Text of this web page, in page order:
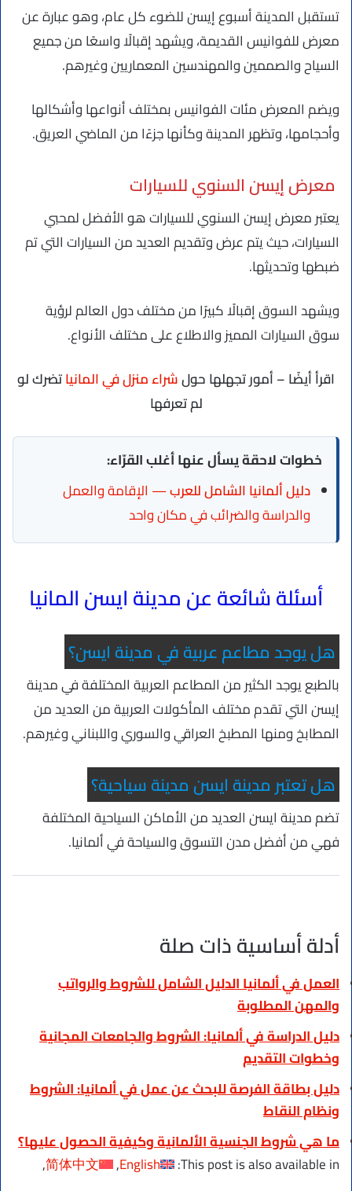
تستقبل المدينة أسبوع إيسن للضوء كل عام، وهو عبارة عن
معرض للفوانيس القديمة، ويشهد إقبالًا واسعًا من جميع
السياح والصممين والمهندسين المعماريين وغيرهم.
ويضم المعرض مئات الفوانيس بمختلف أنواعها وأشكالها
وأحجامها، وتظهر المدينة وكأنها جزءًا من الماضي العريق.
معرض إيسن السنوي للسيارات
يعتبر معرض إيسن السنوي للسيارات هو الأفضل لمحبي
السيارات، حيث يتم عرض وتقديم العديد من السيارات التي تم
ضبطها وتحديثها.
ويشهد السوق إقبالًا كبيرًا من مختلف دول العالم لرؤية
سوق السيارات المميز والاطلاع على مختلف الأنواع.
اقرأ أيضًا – أمور تجهلها حولشراء منزل في المانياتضرك لو
لم تعرفها
خطوات لاحقة يسأل عنها أغلب القرّاء:
دليل ألمانيا الشامل للعرب— الإقامة والعمل
والدراسة والضرائب في مكان واحد
أسئلة شائعة عن مدينة ايسن المانيا
هل يوجد مطاعم عربية في مدينة ايسن؟
بالطبع يوجد الكثير من المطاعم العربية المختلفة في مدينة
إيسن التي تقدم مختلف المأكولات العربية من العديد من
المطابخ ومنها المطبخ العراقي والسوري واللبناني وغيرهم.
هل تعتبر مدينة ايسن مدينة سياحية؟
تضم مدينة ايسن العديد من الأماكن السياحية المختلفة
فهي من أفضل مدن التسوق والسياحة في ألمانيا.
أدلة أساسية ذات صلة
العمل في ألمانيا الدليل الشامل للشروط والرواتب
والمهن المطلوبة
دليل الدراسة في ألمانيا: الشروط والجامعات المجانية
وخطوات التقديم
دليل بطاقة الفرصة للبحث عن عمل في ألمانيا: الشروط
ونظام النقاط
ما هي شروط الجنسية الألمانية وكيفية الحصول عليها؟
This post is also available in:
English
简体中文